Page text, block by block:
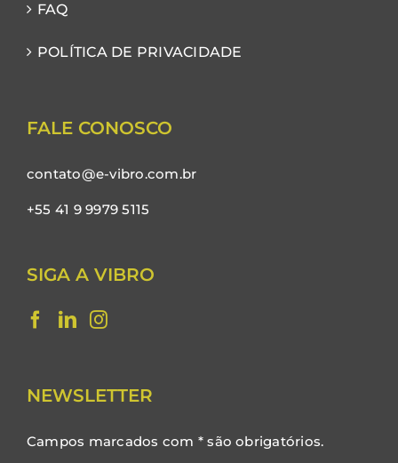
FAQ
POLÍTICA DE PRIVACIDADE
FALE CONOSCO
contato@e-vibro.com.br
+55 41 9 9979 5115
SIGA A VIBRO
NEWSLETTER
Campos marcados com * são obrigatórios.